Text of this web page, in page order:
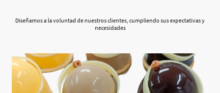
Diseñamos a la voluntad de nuestros clientes, cumpliendo sus expectativas y
necesidades